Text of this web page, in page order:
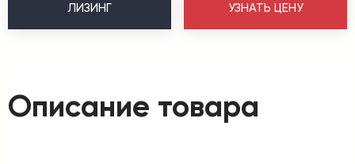
ЛИЗИНГ УЗНАТЬ ЦЕНУ
Описание товара